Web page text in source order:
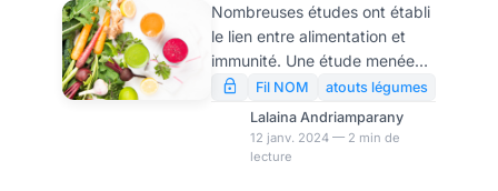
protègerait du
Covid, selon une
étude
Nombreuses études ont établi
le lien entre alimentation et
immunité. Une étude menée
par les chercheurs de
l’Université de Sao Paulo, au
Brésil, a révélé que le suivi
d’un régime végétarien
Fil NOM
atouts légumes
Lalaina Andriamparany
12 janv. 2024 — 2 min de
lecture